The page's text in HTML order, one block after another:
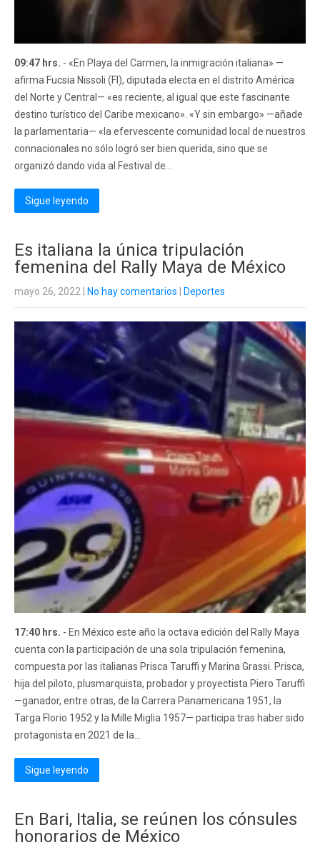
09:47 hrs. - «En Playa del Carmen, la inmigración italiana» —
afirma Fucsia Nissoli (FI), diputada electa en el distrito América
del Norte y Central— «es reciente, al igual que este fascinante
destino turístico del Caribe mexicano». «Y sin embargo» —añade
la parlamentaria— «la efervescente comunidad local de nuestros
connacionales no sólo logró ser bien querida, sino que se
organizó dando vida al Festival de...
Sigue leyendo
Es italiana la única tripulación
femenina del Rally Maya de México
mayo 26, 2022 No hay comentarios Deportes
17:40 hrs. - En México este año la octava edición del Rally Maya
cuenta con la participación de una sola tripulación femenina,
compuesta por las italianas Prisca Taruffi y Marina Grassi. Prisca,
hija del piloto, plusmarquista, probador y proyectista Piero Taruffi
—ganador, entre otras, de la Carrera Panamericana 1951, la
Targa Florio 1952 y la Mille Miglia 1957— participa tras haber sido
protagonista en 2021 de la...
Sigue leyendo
En Bari, Italia, se reúnen los cónsules
honorarios de México